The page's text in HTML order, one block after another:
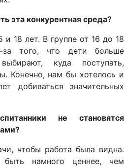
эта конкурентная среда?
и 18 лет. В группе от 16 до 18
за того, что дети больше
куда поступать,
Конечно, нам бы хотелось и
добиваться значительных
не становятся
чтобы работа была видна.
быть намного ценнее, чем